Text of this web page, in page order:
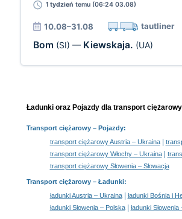
1 tydzień temu (06:24 03.08)
10.08–31.08 tautliner
Bom (SI) — Kiewskaja. (UA)
Ładunki oraz Pojazdy dla transport
Transport ciężarowy– Pojazdy:
transport ciężarowy Austria – Ukraina|
transport ciężarowy Włochy – Ukraina|
transport ciężarowy Słowenia – Słowacja
Transport ciężarowy – Ładunki:
ładunki Austria – Ukraina| ładunki Bośnia i
ładunki Słowenia – Polska| ładunki